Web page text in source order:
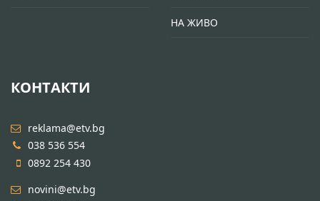
НА ЖИВО
КОНТАКТИ
reklama@etv.bg
038 536 554
0892 254 430
novini@etv.bg